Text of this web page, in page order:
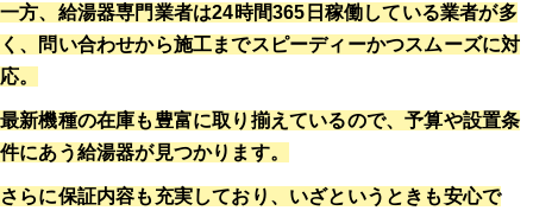
一方、給湯器専門業者は24時間365日稼働している業者が多
く、問い合わせから施工までスピーディーかつスムーズに対
応。
最新機種の在庫も豊富に取り揃えているので、予算や設置条
件にあう給湯器が見つかります。
さらに保証内容も充実しており、いざというときも安心で